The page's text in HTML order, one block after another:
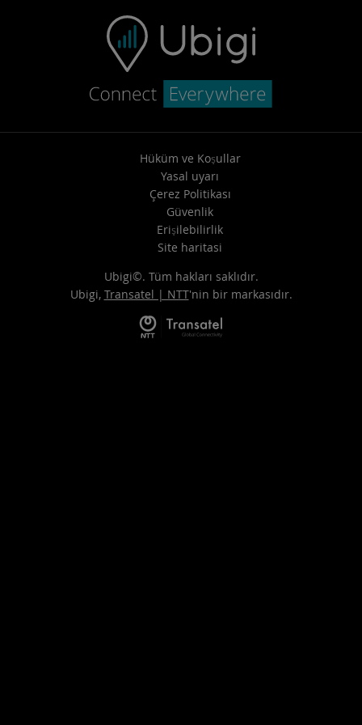
Hüküm ve Koşullar
Yasal uyarı
Çerez Politikası
Güvenlik
Erişilebilirlik
Site haritasi
Ubigi©. Tüm hakları saklıdır.
Ubigi, Transatel | NTT'nin bir markasıdır.